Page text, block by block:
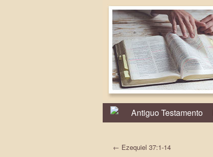
Antiguo Testamento
← Ezequiel 37:1-14